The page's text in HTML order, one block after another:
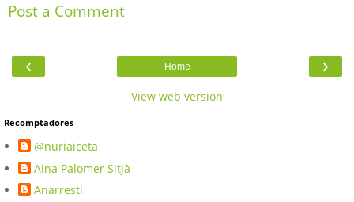
Post a Comment
‹ ›
Home
View web version
Recomptadores
@nuriaiceta
Aina Palomer Sitjà
Anarresti